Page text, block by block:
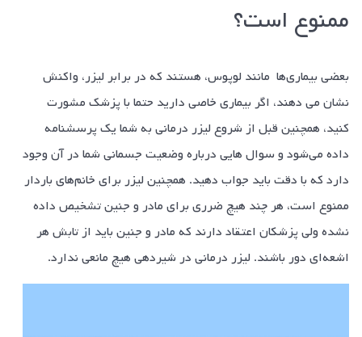
ممنوع است؟
بعضی بیماری‌ها مانند لوپوس، هستند که در برابر لیزر، واکنش
نشان می دهند، اگر بیماری خاصی دارید حتما با پزشک مشورت
کنید، همچنین قبل از شروع لیزر درمانی به شما یک پرسشنامه
داده می‌شود و سوال هایی درباره وضعیت جسمانی شما در آن وجود
دارد که با دقت باید جواب دهید. همچنین لیزر برای خانم‌های باردار
ممنوع است، هر چند هیچ ضرری برای مادر و جنین تشخیص داده
نشده ولی پزشکان اعتقاد دارند که مادر و جنین باید از تابش هر
اشعه‌ای دور باشند. لیزر درمانی در شیردهی هیچ مانعی ندارد.